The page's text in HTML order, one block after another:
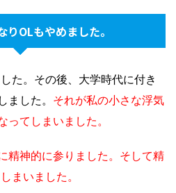
りOLもやめました。
た。その後、大学時代に付き
した。 それが私の小さな浮気
ってしまいました。
精神的に参りました。そして精
まいました。